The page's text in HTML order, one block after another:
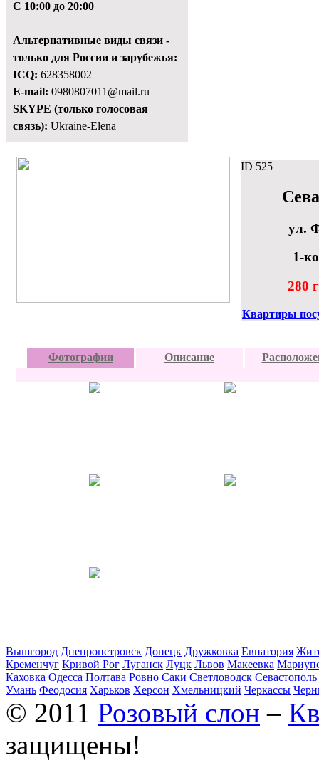
С 10:00 до 20:00
Альтернативные виды связи -
только для России и зарубежья:
ICQ: 628358002
E-mail: 0980807011@mail.ru
SKYPE (только голосовая
связь): Ukraine-Elena
ID 525
ул.
1-
280
Квартиры
Фотографии Описание
Вышгород Днепропетровск Донецк Дружковка Евпатория
Кременчуг Кривой Рог Луганск Луцк Львов Макеевка
Каховка Одесса Полтава Ровно Саки Светловодск Севастополь
Умань Феодосия Харьков Херсон Хмельницкий Черкассы
© 2011 Розовый слон –
защищены!